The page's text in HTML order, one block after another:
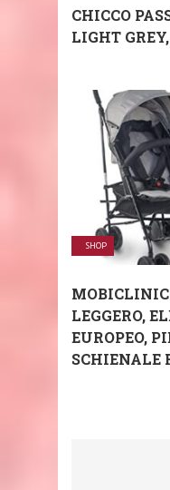
CHICCO
LIGHT
SHOP
LEGGERO,
EUROPEO,
SCHIENALE